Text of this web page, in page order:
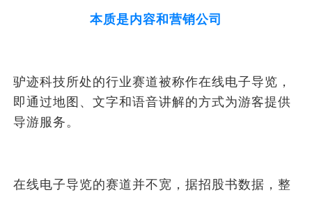
本质是内容和营销公司
驴迹科技所处的行业赛道被称作在线电子导览，
即通过地图、文字和语音讲解的方式为游客提供
导游服务。
在线电子导览的赛道并不宽，据招股书数据，整